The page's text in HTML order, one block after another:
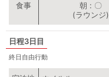
朝
〇
(ラウンジ)
3日目
終日自由行動